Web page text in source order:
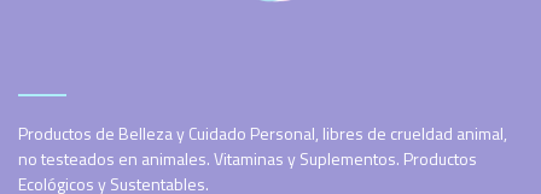
Productos de Belleza y Cuidado Personal, libres de crueldad animal,
no testeados en animales. Vitaminas y Suplementos. Productos
Ecológicos y Sustentables.